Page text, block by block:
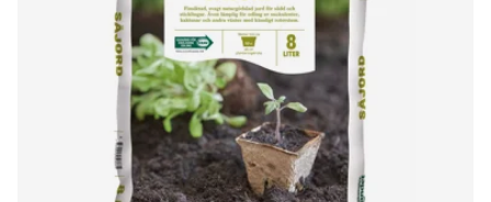
Förpackningsantal 160 st i förpackningen
Impecta